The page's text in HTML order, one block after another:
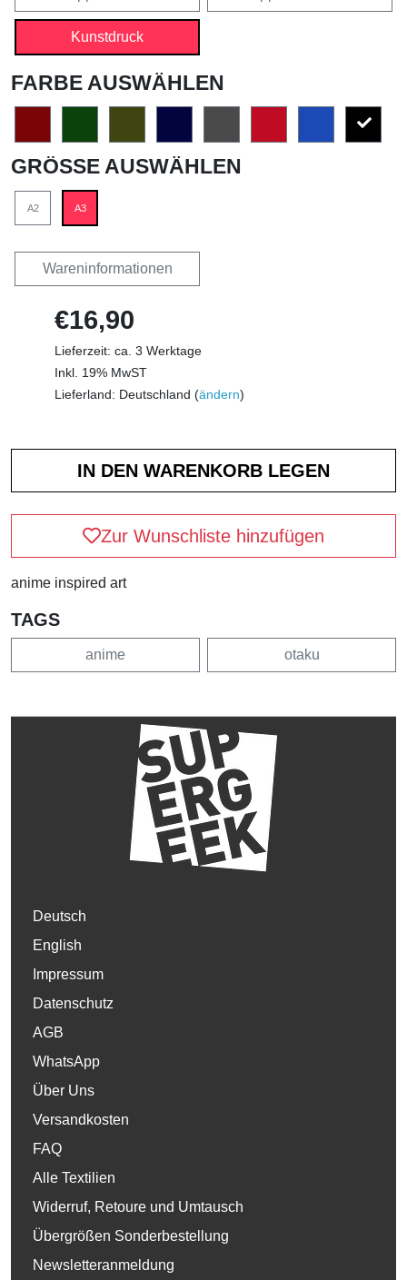
Kunstdruck
FARBE AUSWÄHLEN
GRÖSSE AUSWÄHLEN
A2 A3
Wareninformationen
€16,90
Lieferzeit: ca. 3 Werktage
Inkl. 19% MwST
Lieferland: Deutschland (ändern)
Zur Wunschliste hinzufügen
anime inspired art
TAGS
anime otaku
Deutsch
English
Impressum
Datenschutz
AGB
WhatsApp
Über Uns
Versandkosten
FAQ
Alle Textilien
Widerruf, Retoure und Umtausch
Übergrößen Sonderbestellung
Newsletteranmeldung